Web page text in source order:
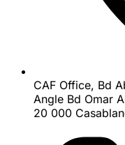
CAF Office, Bd
Angle Bd Omar
20 000